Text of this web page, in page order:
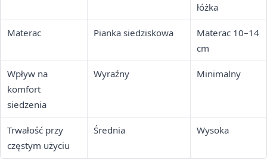
łóżka
Materac Pianka siedziskowa
Materac 10–14
cm
Wpływ na
komfort
siedzenia
Wyraźny Minimalny
Trwałość przy
częstym użyciu
Średnia Wysoka